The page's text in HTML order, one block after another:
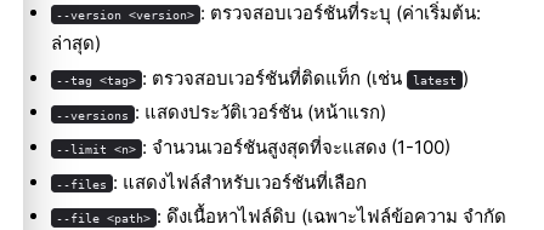
--version <version> : ตรวจสอบเวอร์ชันที่ระบุ (ค่าเริ่มต้น:
ล่าสุด)
--tag <tag> : ตรวจสอบเวอร์ชันที่ติดแท็ก (เช่น latest )
--versions : แสดงประวัติเวอร์ชัน (หน้าแรก)
--limit <n> : จำนวนเวอร์ชันสูงสุดที่จะแสดง (1-100)
--files : แสดงไฟล์สำหรับเวอร์ชันที่เลือก
--file <path> : ดึงเนื้อหาไฟล์ดิบ (เฉพาะไฟล์ข้อความ จำกัด